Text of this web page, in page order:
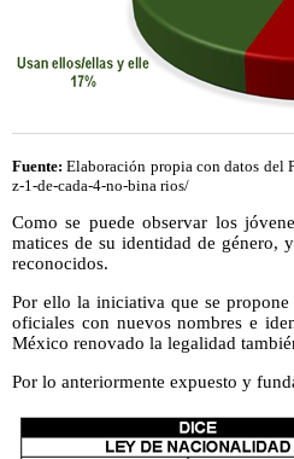
Fuente: Elaboración propia con datos del
z-1-de-cada-4-no-bina rios/
Como se puede observar los
matices de su identidad de género,
reconocidos.
Por ello la iniciativa que se
oficiales con nuevos nombres e
México renovado la legalidad
Por lo anteriormente expuesto y